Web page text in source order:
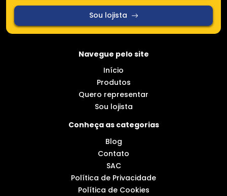
Sou lojista
Navegue pelo site
Início
Produtos
Quero representar
Sou lojista
Conheça as categorias
Blog
Contato
SAC
Política de Privacidade
Política de Cookies